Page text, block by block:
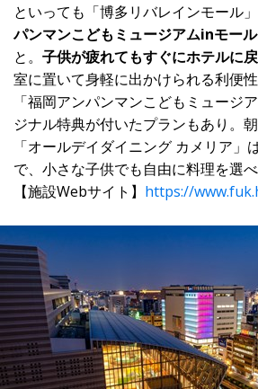
といっても「博多リバレインモール
パンマンこどもミュージアムinモー
と。 子供が疲れてもすぐにホテルに
室に置いて身軽に出かけられる利便性
「福岡アンパンマンこどもミュージ
ジナル特典が付いたプランもあり。
「オールデイダイニング カメリア」
で、小さな子供でも自由に料理を選べ
【施設Webサイト】 https://